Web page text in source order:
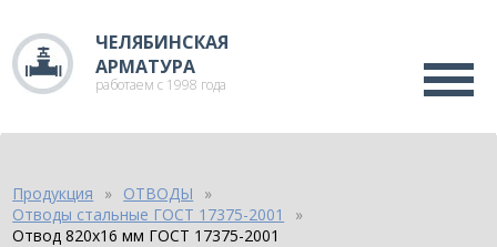
ЧЕЛЯБИНСКАЯ
АРМАТУРА
работаем с 1998 года
Продукция
ОТВОДЫ
Отводы стальные ГОСТ 17375-2001
Отвод 820х16 мм ГОСТ 17375-2001